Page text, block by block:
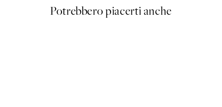
Potrebbero piacerti anche